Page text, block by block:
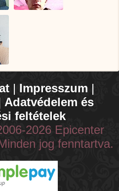
| Impresszum |
Adatvédelem és
feltételek
2026 Epicenter
jog fenntartva.